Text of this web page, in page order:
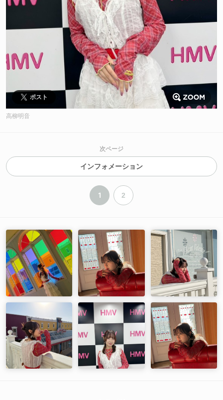
ポスト
高柳明音
次ページ
インフォメーション
1 2